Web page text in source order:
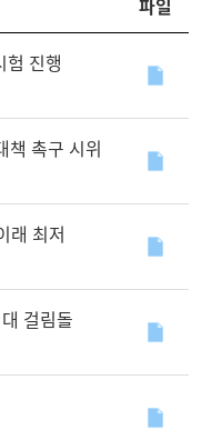
파일
험 진행
책 촉구 시위
래 최저
걸림돌